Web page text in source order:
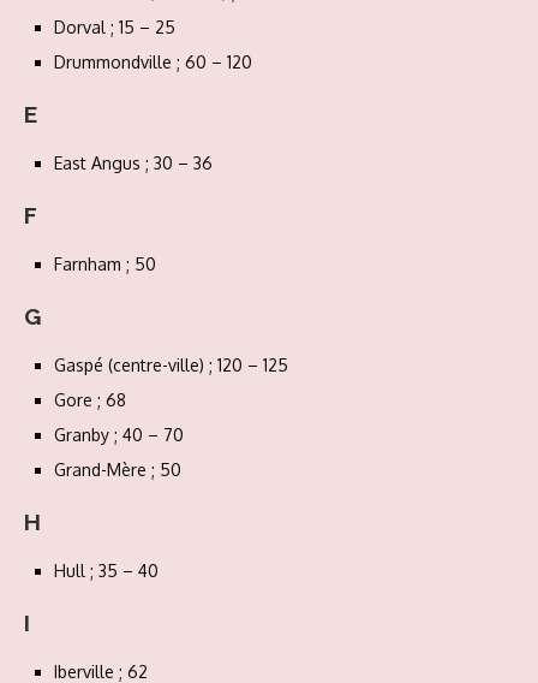
Dorval ; 15 – 25
Drummondville ; 60 – 120
E
East Angus ; 30 – 36
F
Farnham ; 50
G
Gaspé (centre-ville) ; 120 – 125
Gore ; 68
Granby ; 40 – 70
Grand-Mère ; 50
H
Hull ; 35 – 40
I
Iberville ; 62